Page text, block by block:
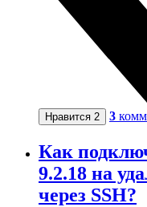
Нравится 2 3
Как
9.2.18 на
через SSH?